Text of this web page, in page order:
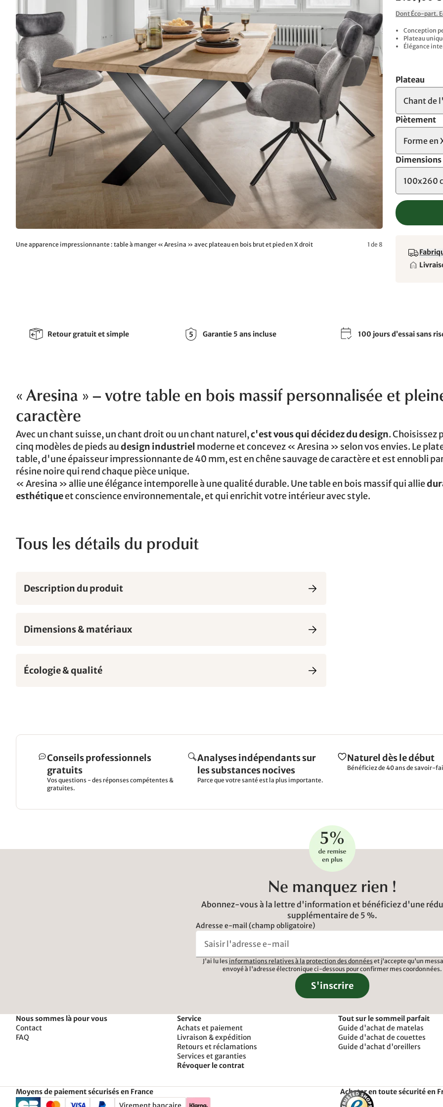
Une apparence impressionnante : table à manger « Aresina » avec plateau en bois brut et pied en X droit 1 de 8
Dont Éco-part.
Conception
Plateau
Élégance
Plateau
Chant de
Piètement
Forme en
Dimensions
100x260
Retour gratuit et simple Garantie 5 ans incluse 100 jours d’essai sans
« Aresina » – votre table en bois massif personnalisée et
caractère
Avec un chant suisse, un chant droit ou un chant naturel,c'est vous qui décidez du design. Choisissez
cinq modèles de pieds audesign industriel moderne et concevez « Aresina » selon vos envies. Le
table, d'une épaisseur impressionnante de 40 mm, est en chêne sauvage de caractère et est ennobli
résine noire qui rend chaque pièce unique.
« Aresina » allie une élégance intemporelle à une qualité durable. Une table en bois massif qui allie
esthétiqueet conscience environnementale, et qui enrichit votre intérieur avec style.
Tous les détails du produit
Description du produit
Dimensions & matériaux
Écologie & qualité
Conseils professionnels
gratuits
Vos questions - des réponses compétentes &
gratuites.
Analyses indépendants sur
les substances nocives
Parce que votre santé est la plus importante.
Naturel dès le début
Bénéficiez de 40 ans de savoir-
Ne manquez rien !
Abonnez-vous à la lettre d'information et bénéficiez d'une
supplémentaire de 5 %.
Adresse e-mail (champ obligatoire)
J'ai lu les informations relatives à la protection des données et j'accepte qu'un
envoyé à l'adresse électronique ci-dessous pour confirmer mes coordonnées.
S'inscrire
Nous sommes là pour vous
Contact
FAQ
Service
Achats et paiement
Livraison & expédition
Retours et réclamations
Services et garanties
Révoquer le contrat
Tout sur le sommeil parfait
Guide d'achat de matelas
Guide d'achat de couettes
Guide d'achat d'oreillers
Moyens de paiement sécurisés en France
Acheter en toute sécurité en